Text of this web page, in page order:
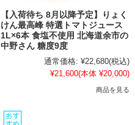
【入荷待ち 8月以降予定】りょく
けん最高峰 特選トマトジュース
1L×6本 食塩不使用 北海道余市の
中野さん 糖度9度
通常価格: ¥22,680(税込)
¥21,600(本体 ¥20,000)
商品を見る